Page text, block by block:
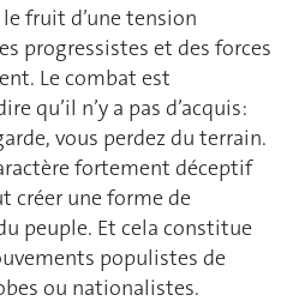
fruit d’une tension
progressistes et des forces
Le combat est
qu’il n’y a pas d’acquis:
vous perdez du terrain.
fortement déceptif
créer une forme de
peuple. Et cela constitue
populistes de
ou nationalistes.